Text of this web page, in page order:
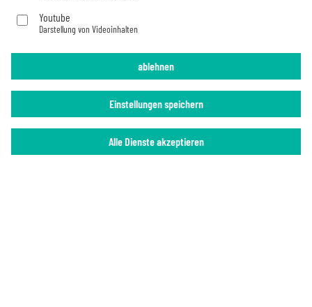
ImprintYoutube
Darstellung von Videoinhalten
Alle Dienste akzeptieren
Einstellungen speichern
ablehnen